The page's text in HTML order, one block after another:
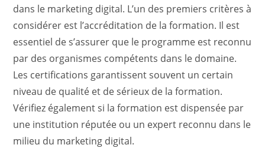
dans le marketing digital. L’un des premiers critères à
considérer est l’accréditation de la formation. Il est
essentiel de s’assurer que le programme est reconnu
par des organismes compétents dans le domaine.
Les certifications garantissent souvent un certain
niveau de qualité et de sérieux de la formation.
Vérifiez également si la formation est dispensée par
une institution réputée ou un expert reconnu dans le
milieu du marketing digital.